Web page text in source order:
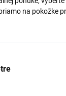
na pokožke